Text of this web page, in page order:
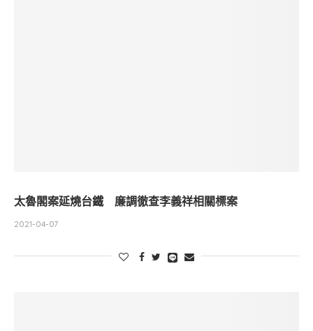
太魯閣案延燒台鐵 廉調徹查李義祥相關標案
2021-04-07